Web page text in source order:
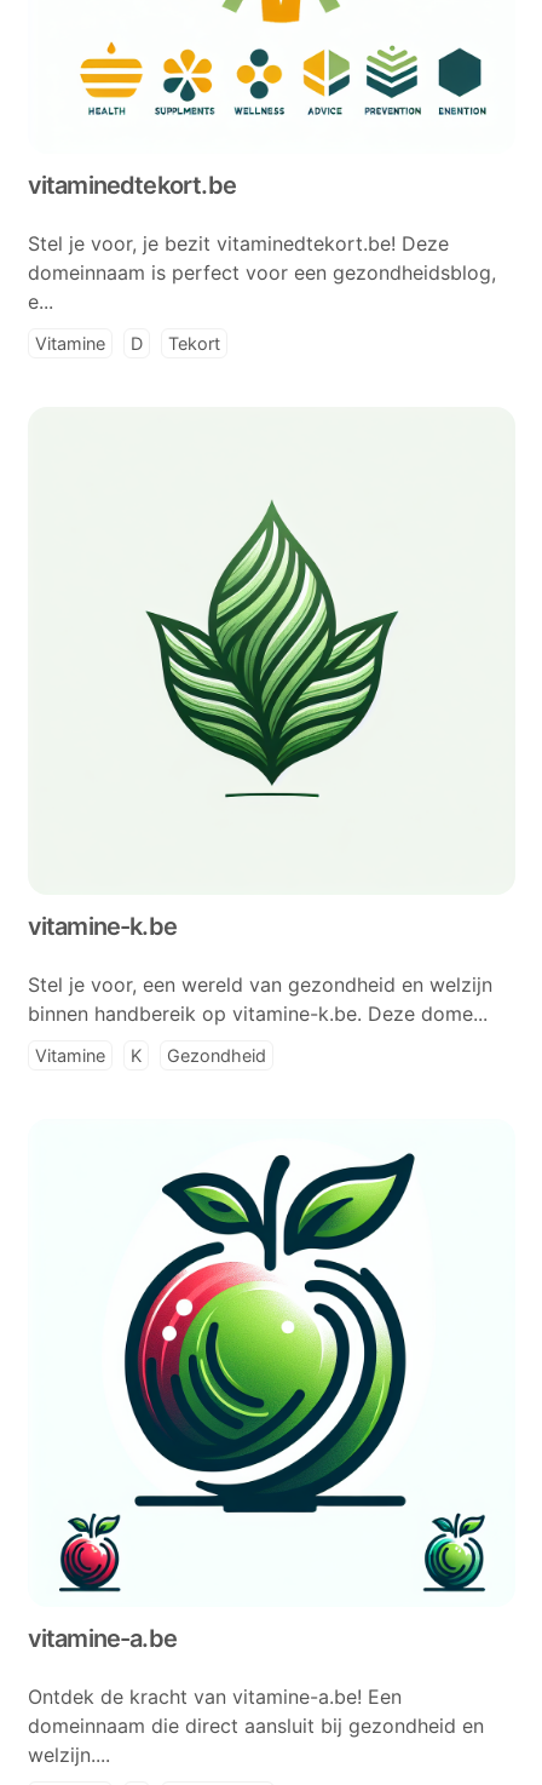
vitaminedtekort.be
Stel je voor, je bezit vitaminedtekort.be! Deze
domeinnaam is perfect voor een gezondheidsblog,
e...
Vitamine D Tekort
vitamine-k.be
Stel je voor, een wereld van gezondheid en welzijn
binnen handbereik op vitamine-k.be. Deze dome...
Vitamine K Gezondheid
vitamine-a.be
Ontdek de kracht van vitamine-a.be! Een
domeinnaam die direct aansluit bij gezondheid en
welzijn....